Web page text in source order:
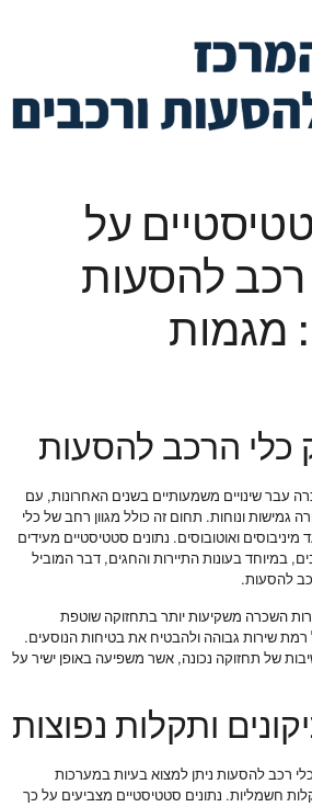
על
רכב להסעות
מגמות
כלי הרכב להסעות
עבר שינויים משמעותיים בשנים האחרונות, עם
גמישות ונוחות. תחום זה כולל מגוון רחב של כלי
ואוטובוסים. נתונים סטטיסטיים מעידים
במיוחד בעונות התיירות והחגים, דבר המוביל
להסעות.
השכרה משקיעות יותר בתחזוקה שוטפת
שירות גבוהה ולהבטיח את בטיחות הנוסעים.
של תחזוקה נכונה, אשר משפיעה באופן ישיר על
ותקלות נפוצות
רכב להסעות ניתן למצוא בעיות במערכות
חשמליות. נתונים סטטיסטיים מצביעים על כך